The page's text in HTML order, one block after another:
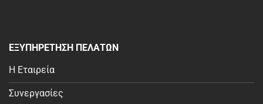
ΕΞΥΠΗΡΕΤΗΣΗ ΠΕΛΑΤΩΝ
Η Εταιρεία
Συνεργασίες